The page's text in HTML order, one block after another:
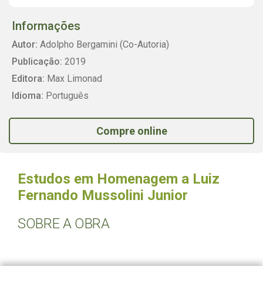
Informações
Autor: Adolpho Bergamini (Co-Autoria)
Publicação: 2019
Editora: Max Limonad
Idioma: Português
Compre online
Estudos em Homenagem a Luiz
Fernando Mussolini Junior
SOBRE A OBRA